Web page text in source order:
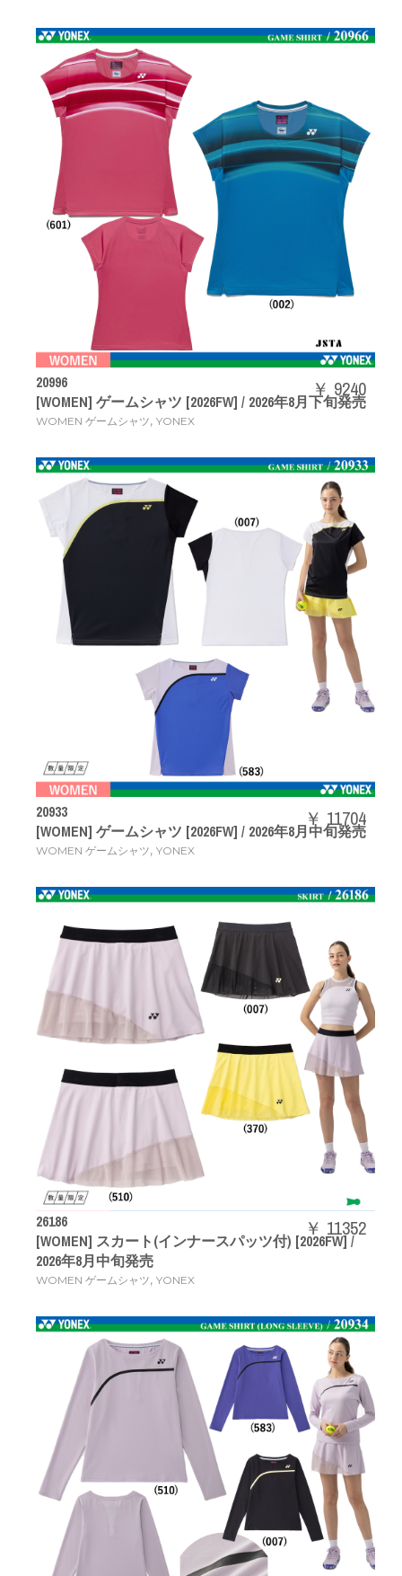
20996
[WOMEN] ゲームシャツ [2026FW] / 2026年8月下旬発売
WOMEN ゲームシャツ, YONEX
￥ 9240
20933
[WOMEN] ゲームシャツ [2026FW] / 2026年8月中旬発売
WOMEN ゲームシャツ, YONEX
￥ 11704
26186
[WOMEN] スカート(インナースパッツ付) [2026FW] /
2026年8月中旬発売
WOMEN ゲームシャツ, YONEX
￥ 11352